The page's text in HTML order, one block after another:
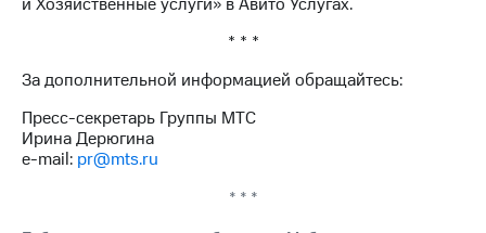
облигаций
Еврооблигации-2023
о
погашении
именных
* * *
За дополнительной информацией обращайтесь:
Пресс-секретарь Группы МТС
Ирина Дерюгина
e-mail: pr@mts.ru
* * *